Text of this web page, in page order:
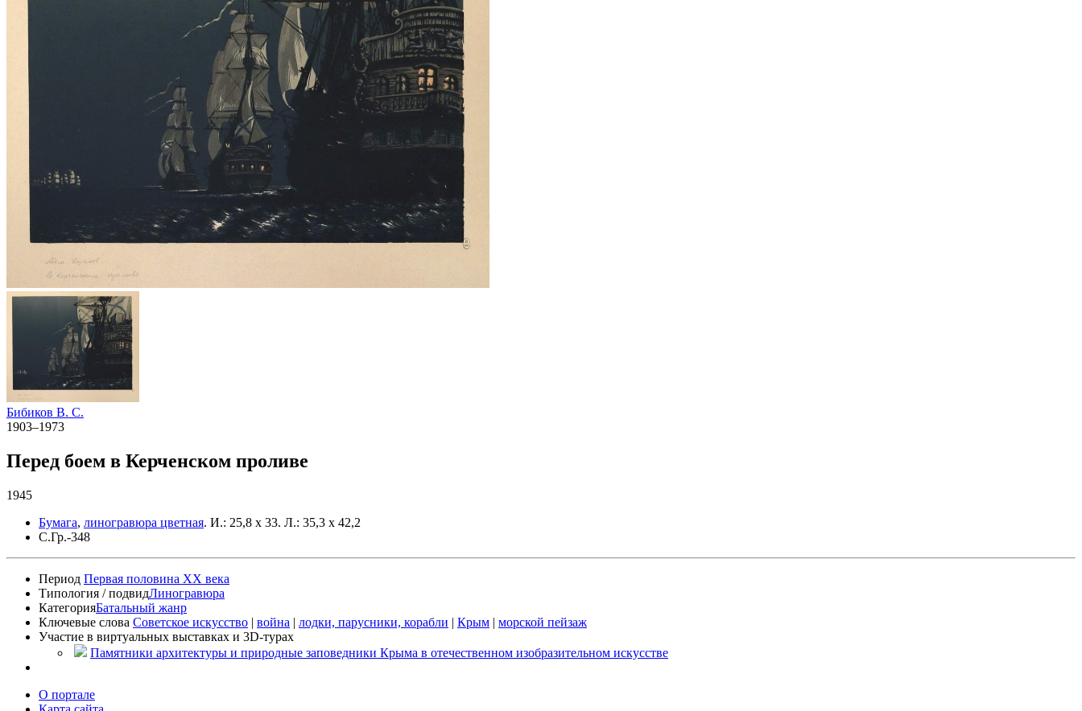
Бибиков В. С.
1903–1973
Перед боем в Керченском проливе
1945
Бумага, линогравюра цветная. И.: 25,8 х 33. Л.: 35,3 х 42,2
С.Гр.-348
Период Первая половина XX века
Типология / подвидЛиногравюра
КатегорияБатальный жанр
Ключевые слова Советское искусство | война | лодки, парусники, корабли | Крым | морской пейзаж
Участие в виртуальных выставках и 3D-турах
Памятники архитектуры и природные заповедники Крыма в отечественном изобразительном искусстве
О портале